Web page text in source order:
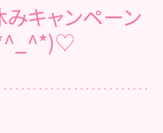
キャンペーン